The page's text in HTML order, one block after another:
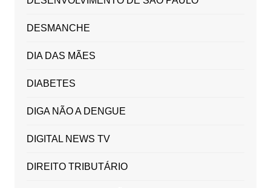
DESMANCHE
DIA DAS MÃES
DIABETES
DIGA NÃO A DENGUE
DIGITAL NEWS TV
DIREITO TRIBUTÁRIO